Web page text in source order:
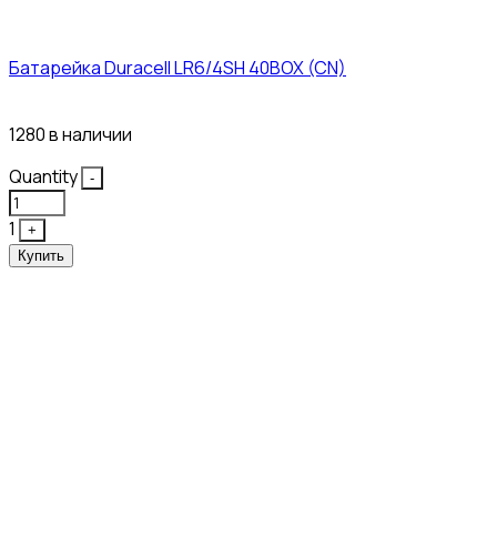
Батарейка Duracell LR6/4SH 40BOX (CN)
1280 в наличии
Quantity
-
1
+
Купить